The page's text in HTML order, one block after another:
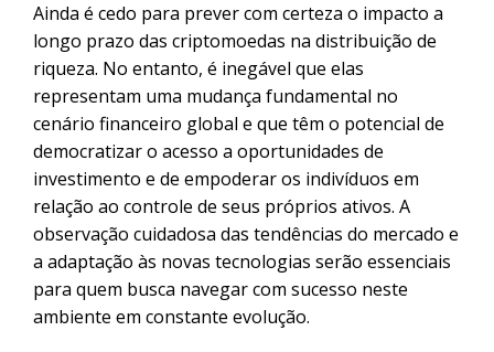
Ainda é cedo para prever com certeza o impacto a
longo prazo das criptomoedas na distribuição de
riqueza. No entanto, é inegável que elas
representam uma mudança fundamental no
cenário financeiro global e que têm o potencial de
democratizar o acesso a oportunidades de
investimento e de empoderar os indivíduos em
relação ao controle de seus próprios ativos. A
observação cuidadosa das tendências do mercado e
a adaptação às novas tecnologias serão essenciais
para quem busca navegar com sucesso neste
ambiente em constante evolução.